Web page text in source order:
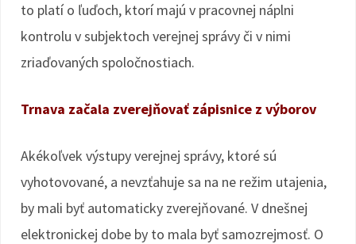
to platí o ľuďoch, ktorí majú v pracovnej náplni
kontrolu v subjektoch verejnej správy či v nimi
zriaďovaných spoločnostiach.
Trnava začala zverejňovať zápisnice z výborov
Akékoľvek výstupy verejnej správy, ktoré sú
vyhotovované, a nevzťahuje sa na ne režim utajenia,
by mali byť automaticky zverejňované. V dnešnej
elektronickej dobe by to mala byť samozrejmosť. O